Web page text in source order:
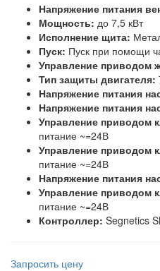
Напряжение питания
Мощность: до 7,5 кВт
Исполнение щита:
Пуск: Пуск при помощи
Управление приводом
Тип защиты двигателя:
Напряжение питания
Напряжение питания
Управление приводом
питание ~=24В
Управление приводом
питание ~=24В
Напряжение питания
Управление приводом
питание ~=24В
Контроллер: Segnetics
Запросить цену